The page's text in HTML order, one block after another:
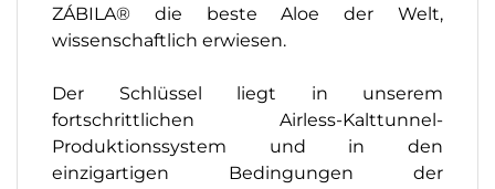
ZÁBILA® die beste Aloe der Welt,
wissenschaftlich erwiesen.
Der Schlüssel liegt in unserem
fortschrittlichen Airless-Kalttunnel-
Produktionssystem und in den
einzigartigen Bedingungen der